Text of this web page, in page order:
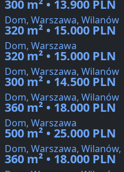
300 m² • 13.900 PLN
Dom, Warszawa, Wilanów
320 m² • 15.000 PLN
Dom, Warszawa
320 m² • 15.000 PLN
Dom, Warszawa, Wilanów
300 m² • 14.500 PLN
Dom, Warszawa, Wilanów
360 m² • 18.000 PLN
Dom, Warszawa
500 m² • 25.000 PLN
Dom, Warszawa,
360 m² • 18.000 PLN